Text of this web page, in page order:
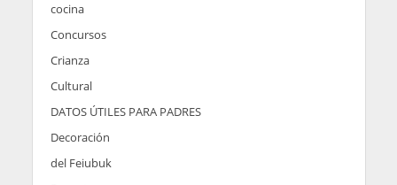
cocina
Concursos
Crianza
Cultural
DATOS ÚTILES PARA PADRES
Decoración
del Feiubuk